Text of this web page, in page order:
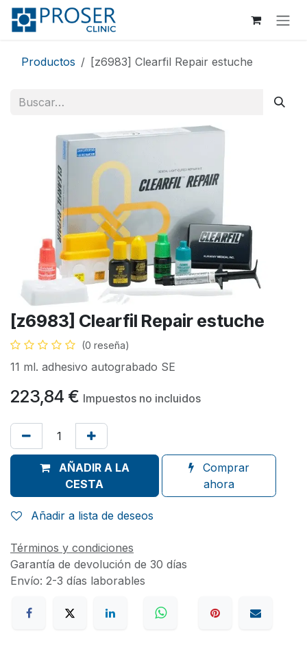
Ir al contenido
Productos [z6983] Clearfil Repair estuche
[z6983] Clearfil Repair estuche
(0 reseña)
11 ml. adhesivo autograbado SE
223,84 € Impuestos no incluidos
AÑADIR A LA
CESTA
Comprar
ahora
Añadir a lista de deseos
Términos y condiciones
Garantía de devolución de 30 días
Envío: 2-3 días laborables